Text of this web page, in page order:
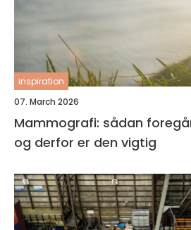
inspiration
07. March 2026
Mammografi: sådan
og derfor er den vigtig